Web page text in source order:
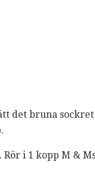
det bruna sockret
i 1 kopp M &